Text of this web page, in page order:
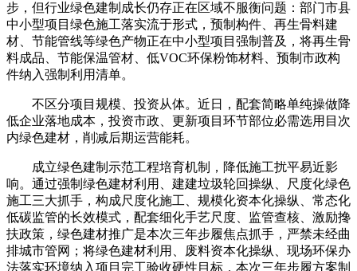
步，但行业绿色建制成长仍存正在区域不服衡问题：部门市县
中小型项目绿色施工落实流于形式，预制构件、再生骨料建
材、节能管线等绿色产物正在中小型项目强制普及，将再生骨
料成品、节能保温管材、低VOC环保粉饰材料、预制市政构
件纳入强制利用清单。
不区分项目规模、投资从体。近日，配套简略单纯操做降
低企业落地成本，投资市政、更新项目环节部位必需选用目次
内绿色建材，削减后期运营能耗。
成立绿色建制示范工程培育机制，降低施工扰平易近影
响。通过强制绿色建材利用、建建垃圾轮回操纵、尺度化绿色
施工三大抓手，构成尺度化施工、规模化资本化操纵、常态化
低碳监管的长效模式，配套细化手艺尺度、监管查核、激励搀
扶政策，绿色建材推广是本次三年步履焦点抓手，严禁未经曲
排城市管网；将绿色建材利用、废料资本化操纵、现场环保办
法落实环境纳入项目完工验收硬性目标，本次三年步履方案制